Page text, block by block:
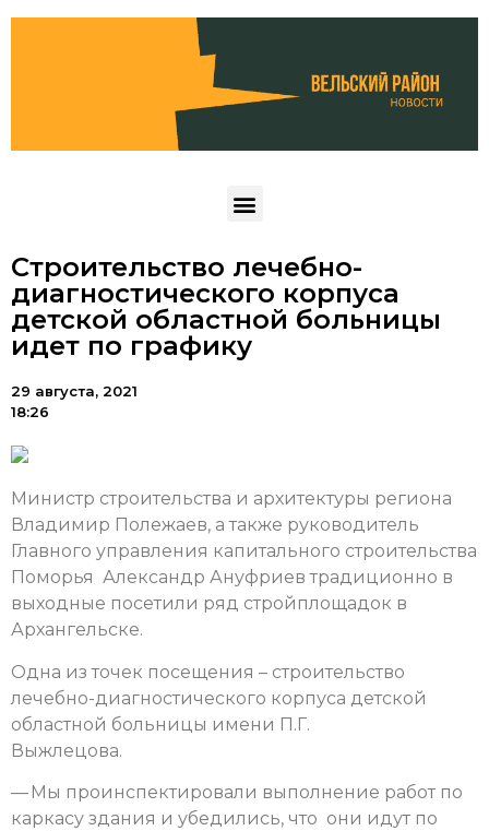
Строительство лечебно-
диагностического корпуса
детской областной больницы
идет по графику
29 августа, 2021
18:26
Министр строительства и архитектуры региона
Владимир Полежаев, а также руководитель
Главного управления капитального строительства
Поморья Александр Ануфриев традиционно в
выходные посетили ряд стройплощадок в
Архангельске.
Одна из точек посещения – строительство
лечебно-диагностического корпуса детской
областной больницы имени П.Г.
Выжлецова.
— Мы проинспектировали выполнение работ по
каркасу здания и убедились, что они идут по